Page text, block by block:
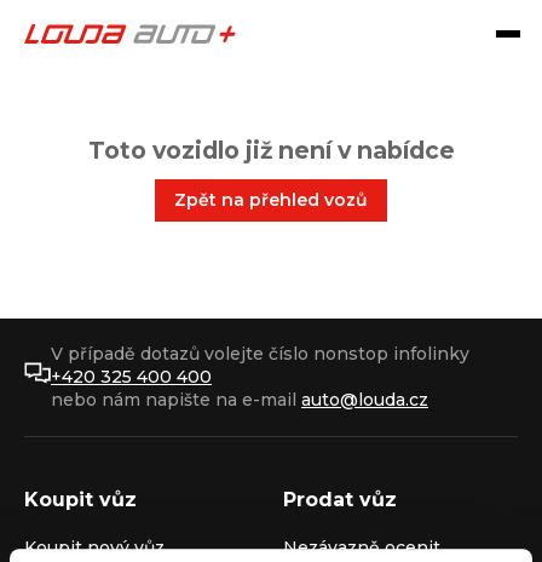
Toto vozidlo již není v nabídce
Zpět na přehled vozů
V případě dotazů volejte číslo nonstop infolinky
+420 325 400 400
nebo nám napište na e-mail auto@louda.cz
Koupit vůz
Koupit nový vůz
Prodat vůz
Nezávazně ocenit